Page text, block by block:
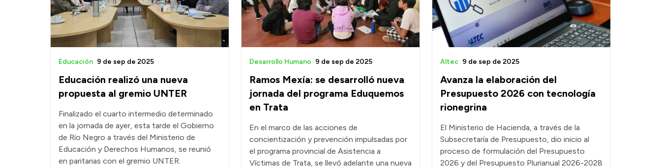
Educación realizó una nueva
propuesta al gremio UNTER
Educación 9 de sep de 2025
Finalizado el cuarto intermedio determinado
en la jornada de ayer, esta tarde el Gobierno
de Río Negro a través del Ministerio de
Educación y Derechos Humanos, se reunió
en paritarias con el gremio UNTER.
Ramos Mexía: se desarrolló nueva
jornada del programa Eduquemos
en Trata
Desarrollo Humano 9 de sep de 2025
En el marco de las acciones de
concientización y prevención impulsadas por
el programa provincial de Asistencia a
Víctimas de Trata, se llevó adelante una nueva
Avanza la elaboración del
Presupuesto 2026 con tecnología
rionegrina
Altec 9 de sep de 2025
El Ministerio de Hacienda, a través de la
Subsecretaría de Presupuesto, dio inicio al
proceso de formulación del Presupuesto
2026 y del Presupuesto Plurianual 2026-2028